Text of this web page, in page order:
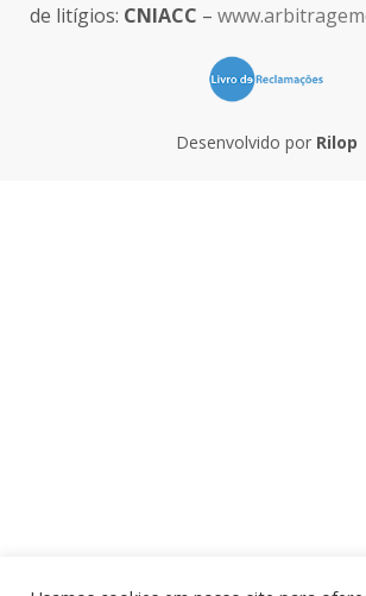
de litígios: CNIACC –
Desenvolvido por Rilop